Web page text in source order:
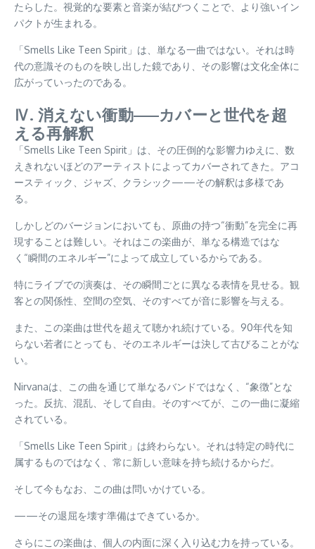
たらした。視覚的な要素と音楽が結びつくことで、より強いイン
パクトが生まれる。
「Smells Like Teen Spirit」は、単なる一曲ではない。それは時
代の意識そのものを映し出した鏡であり、その影響は文化全体に
広がっていったのである。
Ⅳ. 消えない衝動——カバーと世代を超
える再解釈
「Smells Like Teen Spirit」は、その圧倒的な影響力ゆえに、数
えきれないほどのアーティストによってカバーされてきた。アコ
ースティック、ジャズ、クラシック——その解釈は多様であ
る。
しかしどのバージョンにおいても、原曲の持つ“衝動”を完全に再
現することは難しい。それはこの楽曲が、単なる構造ではな
く“瞬間のエネルギー”によって成立しているからである。
特にライブでの演奏は、その瞬間ごとに異なる表情を見せる。観
客との関係性、空間の空気、そのすべてが音に影響を与える。
また、この楽曲は世代を超えて聴かれ続けている。90年代を知
らない若者にとっても、そのエネルギーは決して古びることがな
い。
Nirvanaは、この曲を通じて単なるバンドではなく、“象徴”とな
った。反抗、混乱、そして自由。そのすべてが、この一曲に凝縮
されている。
「Smells Like Teen Spirit」は終わらない。それは特定の時代に
属するものではなく、常に新しい意味を持ち続けるからだ。
そして今もなお、この曲は問いかけている。
——その退屈を壊す準備はできているか。
さらにこの楽曲は、個人の内面に深く入り込む力を持っている。